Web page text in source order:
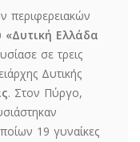
περιφερειακών
«Δυτική Ελλάδα
σε τρεις
Δυτικής
. Στον Πύργο,
19 γυναίκες